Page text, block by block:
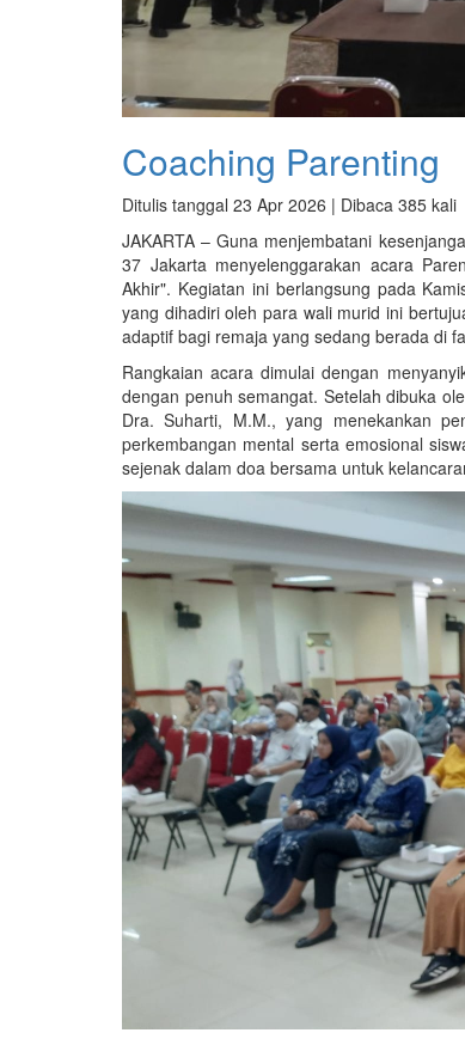
Coaching Parenting
Ditulis tanggal 23 Apr 2026 | Dibaca 385 kali
JAKARTA – Guna menjembatani
37 Jakarta menyelenggarakan acara
Akhir". Kegiatan ini berlangsung pada
yang dihadiri oleh para wali murid ini
adaptif bagi remaja yang sedang berada di
Rangkaian acara dimulai dengan
dengan penuh semangat. Setelah dibuka
Dra. Suharti, M.M., yang menekankan
perkembangan mental serta emosional
sejenak dalam doa bersama untuk